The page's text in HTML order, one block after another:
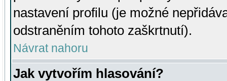
nastavení profilu (je možné
odstraněním tohoto zaškrtnutí).
Návrat nahoru
Jak vytvořím hlasování?